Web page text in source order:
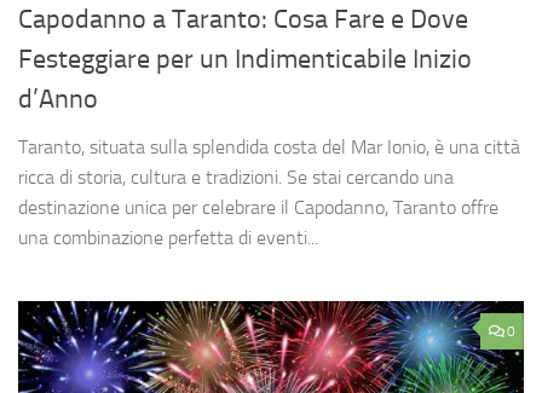
Capodanno a Taranto: Cosa Fare e Dove
Festeggiare per un Indimenticabile Inizio
d’Anno
Taranto, situata sulla splendida costa del Mar Ionio, è una città
ricca di storia, cultura e tradizioni. Se stai cercando una
destinazione unica per celebrare il Capodanno, Taranto offre
una combinazione perfetta di eventi...
0